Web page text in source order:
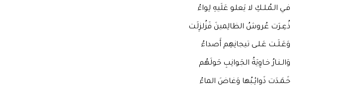
فـي الـمُـلـكِ لا يَعلو عَلَيهِ لِواءُ
ذُعِـرَت عُروشُ الظالِمينَ فَزُلزِلَت
وَعَـلَـت عَـلـى تيجانِهِم أَصداءُ
وَالـنـارُ خـاوِيَةُ الجَوانِبِ حَولَهُم
خَـمَـدَت ذَوائِـبُها وَغاضَ الماءُ